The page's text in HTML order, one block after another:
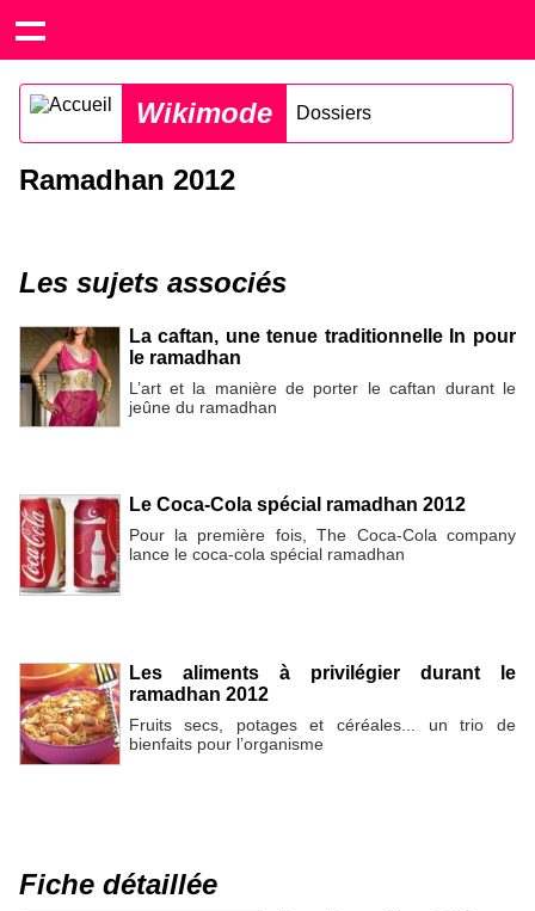
Wikimode Dossiers
Ramadhan 2012
Les sujets associés
La caftan, une tenue traditionnelle In pour
le ramadhan
L’art et la manière de porter le caftan durant le
jeûne du ramadhan
Le Coca-Cola spécial ramadhan 2012
Pour la première fois, The Coca-Cola company
lance le coca-cola spécial ramadhan
Les aliments à privilégier durant le
ramadhan 2012
Fruits secs, potages et céréales... un trio de
bienfaits pour l’organisme
Fiche détaillée